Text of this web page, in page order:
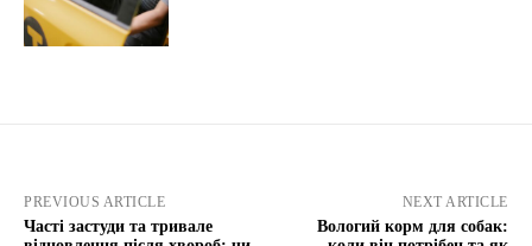
PREVIOUS ARTICLE
Часті застуди та тривале
NEXT ARTICLE
Вологий корм для собак: